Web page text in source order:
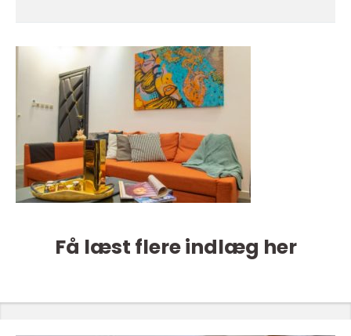
Få læst flere indlæg her